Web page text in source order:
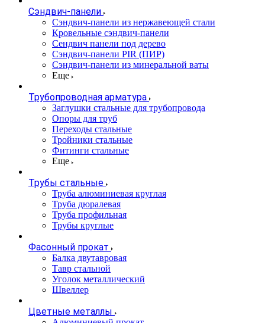
Сэндвич-панели
Cэндвич-панели из нержавеющей стали
Кровельные сэндвич-панели
Сендвич панели под дерево
Сэндвич-панели PIR (ПИР)
Сэндвич-панели из минеральной ваты
Еще
Трубопроводная арматура
Заглушки стальные для трубопровода
Опоры для труб
Переходы стальные
Тройники стальные
Фитинги стальные
Еще
Трубы стальные
Труба алюминиевая круглая
Труба дюралевая
Труба профильная
Трубы круглые
Фасонный прокат
Балка двутавровая
Тавр стальной
Уголок металлический
Швеллер
Цветные металлы